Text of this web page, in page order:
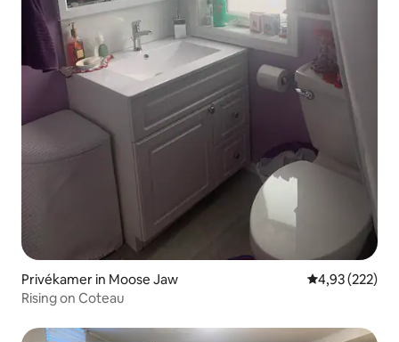
Privékamer in Moose Jaw Gemiddelde
4,93 (222)
Rising on Coteau